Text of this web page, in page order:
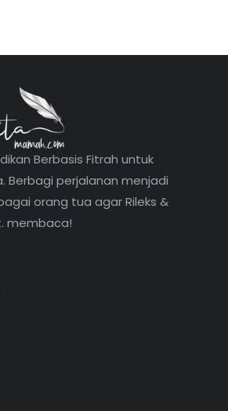
Berbasis Fitrah untuk
Berbagi perjalanan menjadi
orang tua agar Rileks &
membaca!